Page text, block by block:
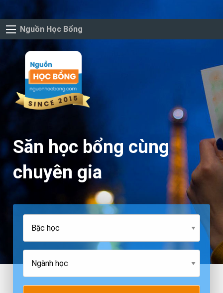
Nguồn Học Bổng
Săn học bổng cùng
chuyên gia